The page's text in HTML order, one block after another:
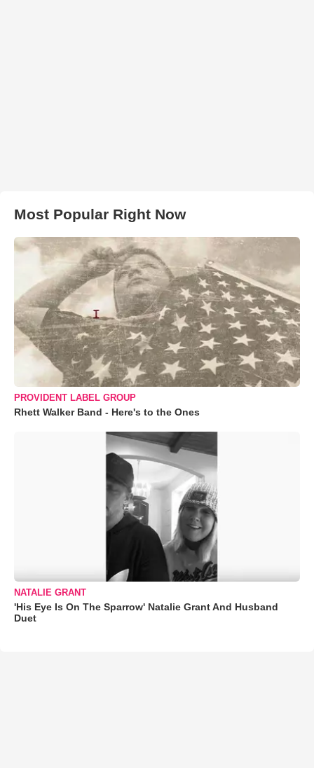
Most Popular Right Now
PROVIDENT LABEL GROUP
Rhett Walker Band - Here's to the Ones
NATALIE GRANT
'His Eye Is On The Sparrow' Natalie Grant And Husband
Duet